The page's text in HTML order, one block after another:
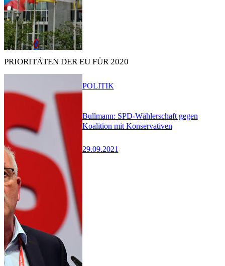
PRIORITÄTEN DER EU FÜR 2020
Bullmann: SPD-Wählerschaft gegen
Koalition mit Konservativen
29.09.2021
POLITIK